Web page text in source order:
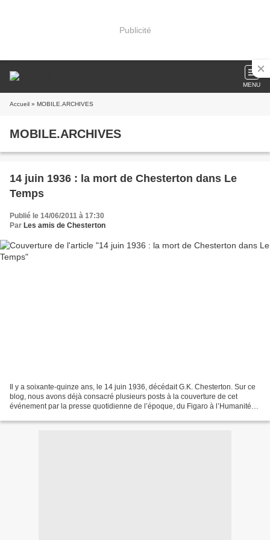
Publicité
MENU
Accueil » MOBILE.ARCHIVES
MOBILE.ARCHIVES
14 juin 1936 : la mort de Chesterton dans Le
Temps
Publié le 14/06/2011 à 17:30
Par Les amis de Chesterton
Il y a soixante-quinze ans, le 14 juin 1936, décédait G.K. Chesterton. Sur ce
blog, nous avons déjà consacré plusieurs posts à la couverture de cet
événement par la presse quotidienne de l’époque, du Figaro à l’Humanité